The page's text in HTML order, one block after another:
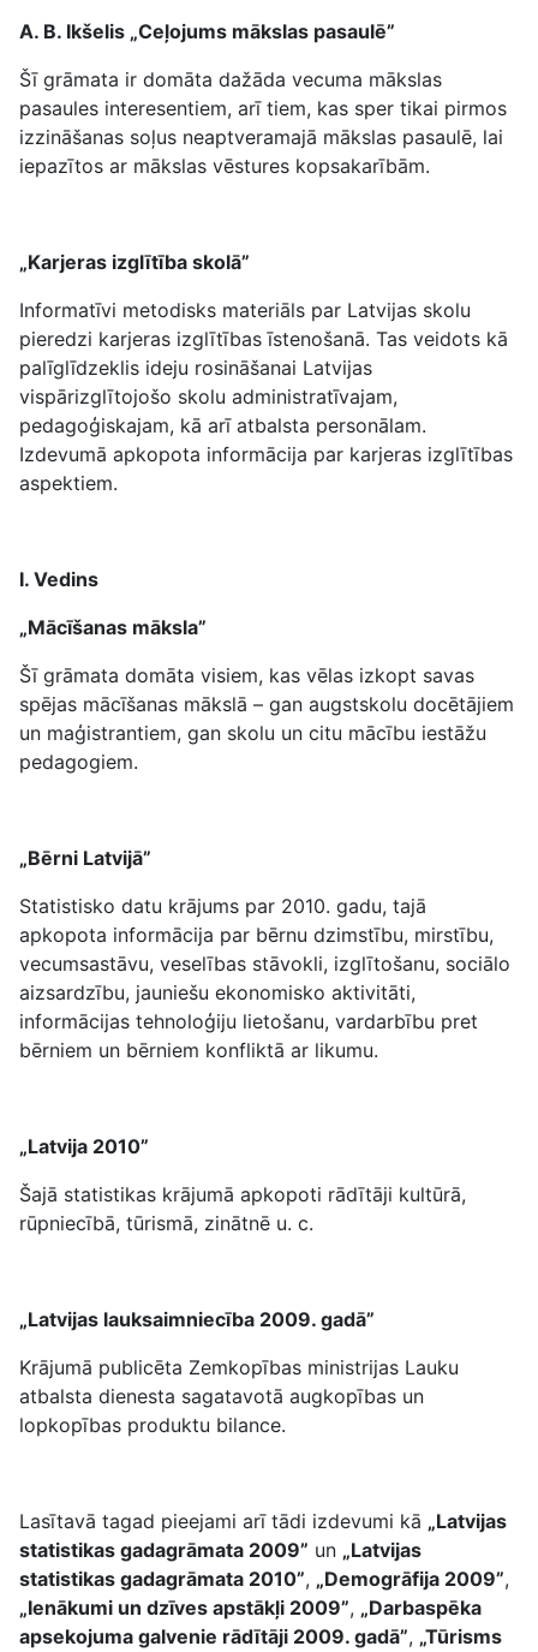
A. B. Ikšelis „Ceļojums mākslas pasaulē”
Šī grāmata ir domāta dažāda vecuma mākslas
pasaules interesentiem, arī tiem, kas sper tikai pirmos
izzināšanas soļus neaptveramajā mākslas pasaulē, lai
iepazītos ar mākslas vēstures kopsakarībām.
„Karjeras izglītība skolā”
Informatīvi metodisks materiāls par Latvijas skolu
pieredzi karjeras izglītības īstenošanā. Tas veidots kā
palīglīdzeklis ideju rosināšanai Latvijas
vispārizglītojošo skolu administratīvajam,
pedagoģiskajam, kā arī atbalsta personālam.
Izdevumā apkopota informācija par karjeras izglītības
aspektiem.
I. Vedins
„Mācīšanas māksla”
Šī grāmata domāta visiem, kas vēlas izkopt savas
spējas mācīšanas mākslā – gan augstskolu docētājiem
un maģistrantiem, gan skolu un citu mācību iestāžu
pedagogiem.
„Bērni Latvijā”
Statistisko datu krājums par 2010. gadu, tajā
apkopota informācija par bērnu dzimstību, mirstību,
vecumsastāvu, veselības stāvokli, izglītošanu, sociālo
aizsardzību, jauniešu ekonomisko aktivitāti,
informācijas tehnoloģiju lietošanu, vardarbību pret
bērniem un bērniem konfliktā ar likumu.
„Latvija 2010”
Šajā statistikas krājumā apkopoti rādītāji kultūrā,
rūpniecībā, tūrismā, zinātnē u. c.
„Latvijas lauksaimniecība 2009. gadā”
Krājumā publicēta Zemkopības ministrijas Lauku
atbalsta dienesta sagatavotā augkopības un
lopkopības produktu bilance.
Lasītavā tagad pieejami arī tādi izdevumi kā „Latvijas
statistikas gadagrāmata 2009” un „Latvijas
statistikas gadagrāmata 2010”, „Demogrāfija 2009”,
„Ienākumi un dzīves apstākļi 2009”, „Darbaspēka
apsekojuma galvenie rādītāji 2009. gadā”, „Tūrisms